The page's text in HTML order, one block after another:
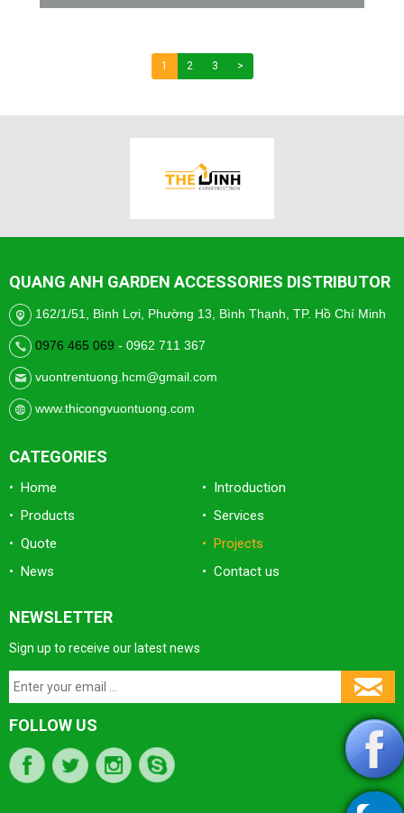
1 2 3 >
QUANG ANH GARDEN ACCESSORIES DISTRIBUTOR
162/1/51, Bình Lợi, Phường 13, Bình Thạnh, TP. Hồ Chí Minh
0976 465 069 - 0962 711 367
vuontrentuong.hcm@gmail.com
www.thicongvuontuong.com
CATEGORIES
• Home
• Introduction
• Products
• Services
• Quote
• Projects
• News
• Contact us
NEWSLETTER
Sign up to receive our latest news
FOLLOW US